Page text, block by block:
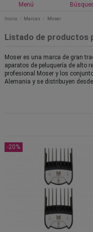
Menú
Inicio Marcas Moser
Listado de productos
Moser es una marca de gran
aparatos de peluquería de alto
profesional Moser y los
Alemania y se distribuyen
-20%